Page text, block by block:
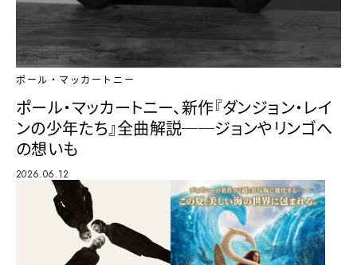
ポール・マッカートニー
ポール・マッカートニー、新作『ダンジョン・レイ
ンの少年たち』全曲解説──ジョンやリンゴへ
の想いも
2026.06.12